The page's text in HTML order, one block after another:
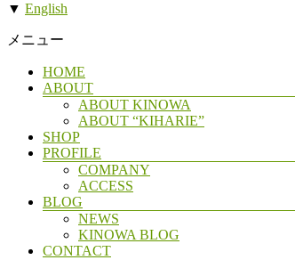
▼ English
メニュー
HOME
ABOUT
ABOUT KINOWA
ABOUT “KIHARIE”
SHOP
PROFILE
COMPANY
ACCESS
BLOG
NEWS
KINOWA BLOG
CONTACT